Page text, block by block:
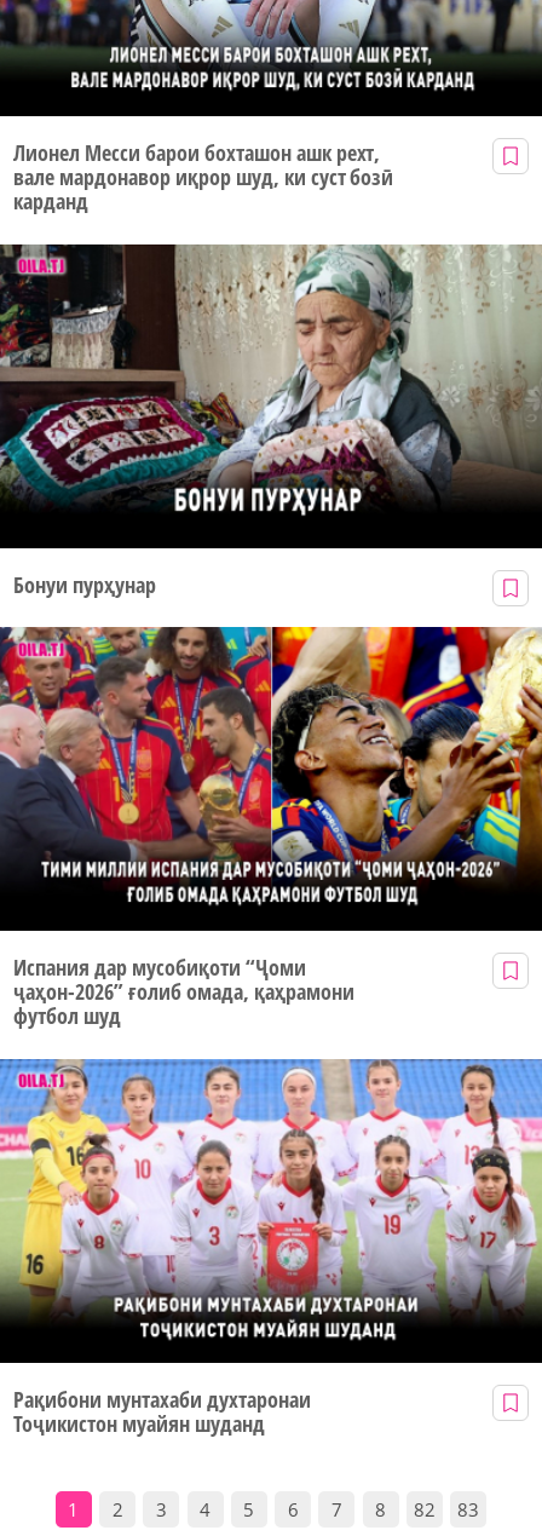
Лионел Месси барои бохташон ашк рехт,
вале мардонавор иқрор шуд, ки суст бозӣ
карданд
Бонуи пурҳунар
Испания дар мусобиқоти “Ҷоми
ҷаҳон-2026” ғолиб омада, қаҳрамони
футбол шуд
Рақибони мунтахаби духтаронаи
Тоҷикистон муайян шуданд
1 2 3 4 5 6 7 8 82 83